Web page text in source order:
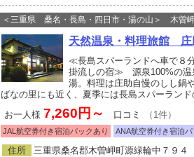
＜三重県 桑名・長島・四日市・湯の山＞ 木曽
天然温泉・料理旅館 庄
≪長島スパーランドへ車で８
掛流しの宿≫ 源泉100%の温
湯。料理は庄助自慢のしし鍋
ばなの里にも近く、夏季には長島スパーランド
お一人様 7,260円～ 口コミ （1件）
JAL航空券付き宿泊パックあり ANA航空券付き宿泊パ
住所 三重県桑名郡木曽岬町源緑輪中７９４